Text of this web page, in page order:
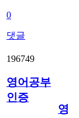
0
댓글
196749
영어공부
인증
영